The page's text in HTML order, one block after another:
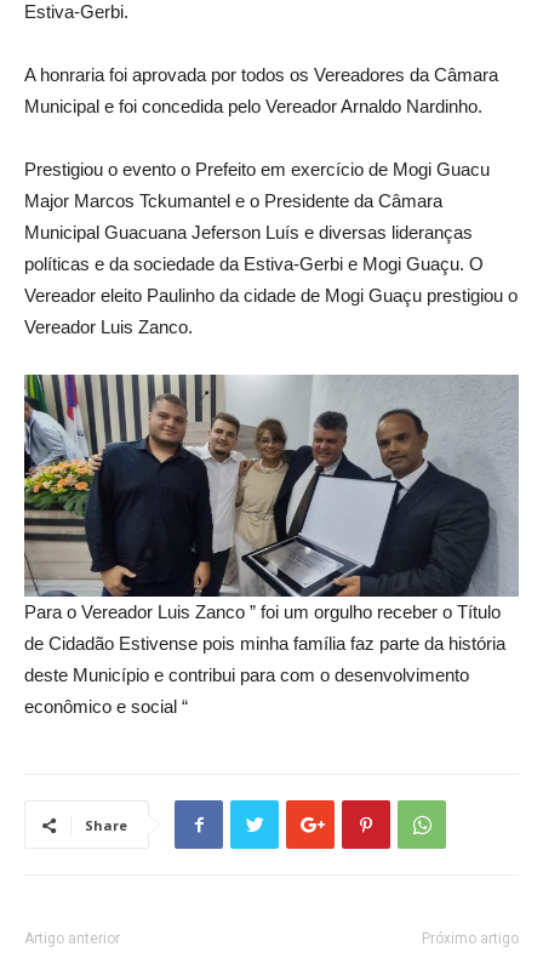
Estiva-Gerbi.
A honraria foi aprovada por todos os Vereadores da Câmara
Municipal e foi concedida pelo Vereador Arnaldo Nardinho.
Prestigiou o evento o Prefeito em exercício de Mogi Guacu
Major Marcos Tckumantel e o Presidente da Câmara
Municipal Guacuana Jeferson Luís e diversas lideranças
políticas e da sociedade da Estiva-Gerbi e Mogi Guaçu. O
Vereador eleito Paulinho da cidade de Mogi Guaçu prestigiou o
Vereador Luis Zanco.
Para o Vereador Luis Zanco ” foi um orgulho receber o Título
de Cidadão Estivense pois minha família faz parte da história
deste Município e contribui para com o desenvolvimento
econômico e social “
Share
Artigo anterior Próximo artigo